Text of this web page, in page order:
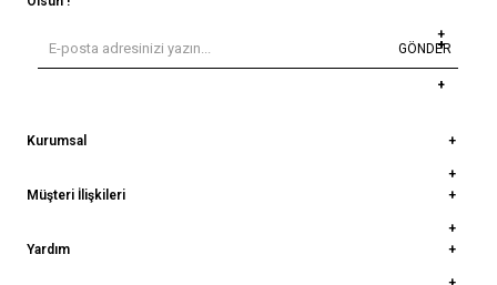
GÖNDER
Kurumsal
Müşteri İlişkileri
Yardım